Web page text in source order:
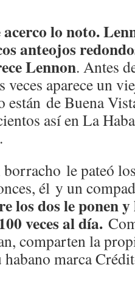
lo noto.
anteojos
Lennon. Antes
veces aparece un
están de Buena
así en La
le pateó
él y un
los dos le ponen
veces al día.
comparten la
marca